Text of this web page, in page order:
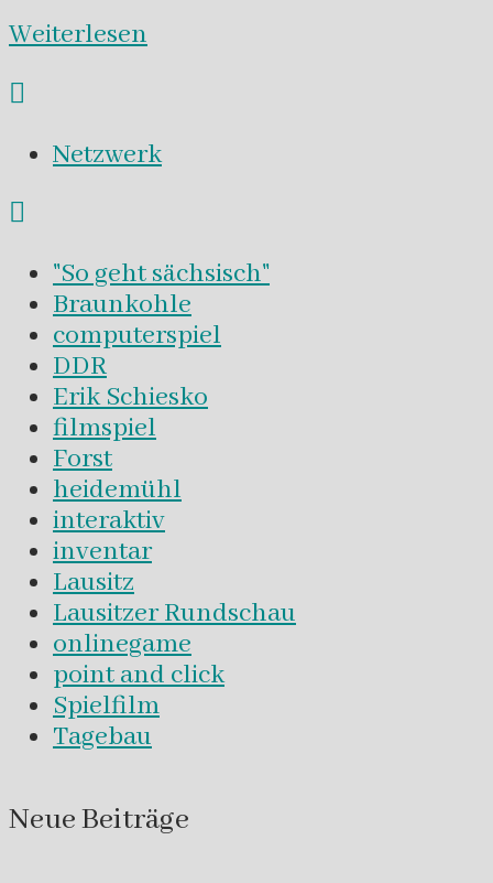
Weiterlesen
Netzwerk
"So geht sächsisch"
Braunkohle
computerspiel
DDR
Erik Schiesko
filmspiel
Forst
heidemühl
interaktiv
inventar
Lausitz
Lausitzer Rundschau
onlinegame
point and click
Spielfilm
Tagebau
Neue Beiträge